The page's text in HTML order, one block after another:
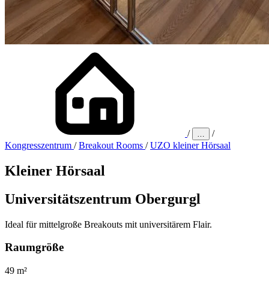
/ …
/
Kongresszentrum / Breakout Rooms / UZO kleiner Hörsaal
Kleiner Hörsaal
Universitätszentrum Obergurgl
Ideal für mittelgroße Breakouts mit universitärem Flair.
Raumgröße
49 m²